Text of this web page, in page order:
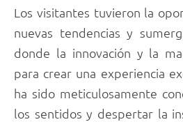
Los visitantes tuvieron la
nuevas tendencias y
donde la innovación y la
para crear una experiencia
ha sido meticulosamente
los sentidos y despertar la